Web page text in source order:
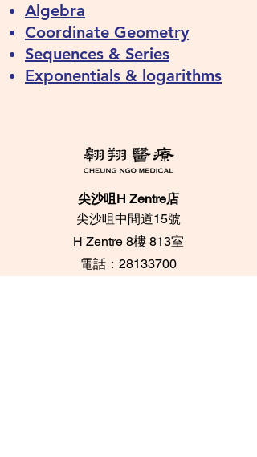
Algebra
Coordinate Geometry
Sequences & Series
Exponentials & logarithms
尖沙咀H Zentre店
尖沙咀中間道15號
​H Zentre 8樓 813室
電話：28133700